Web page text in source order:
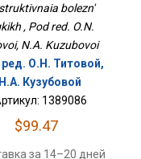
bolezn'
, Pod red. O.N.
N.A. Kuzubovoi
О.Н. Титовой,
Н.А. Кузубовой
1389086
$99.47
за 14–20 дней